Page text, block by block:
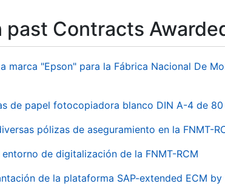
past Contracts
marca "Epson" para la Fábrica Nacional De
de papel fotocopiadora blanco DIN A-4 de 80
pólizas de aseguramiento en la FNMT-
de digitalización de la FNMT-RCM
de la plataforma SAP-extended ECM by